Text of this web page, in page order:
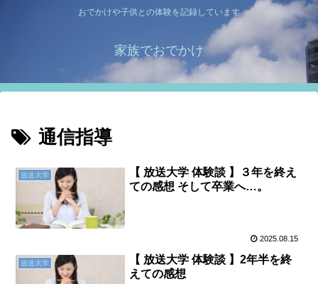
おでかけや子供との体験を記録しています
家族でおでかけ
通信指導
放送大学
【 放送大学 体験談 】３年を終え
ての感想 そして卒業へ…。
2025.08.15
放送大学
【 放送大学 体験談 】2年半を終
えての感想